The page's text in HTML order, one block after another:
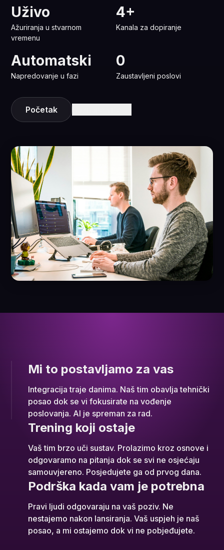
Uživo
Ažuriranja u stvarnom
vremenu
4+
Kanala za dopiranje
Automatski
Napredovanje u fazi
0
Zaustavljeni poslovi
Početak
Mi to postavljamo za vas
Integracija traje danima. Naš tim obavlja tehnički
posao dok se vi fokusirate na vođenje
poslovanja. AI je spreman za rad.
Trening koji ostaje
Vaš tim brzo uči sustav. Prolazimo kroz osnove i
odgovaramo na pitanja dok se svi ne osjećaju
samouvjereno. Posjedujete ga od prvog dana.
Podrška kada vam je potrebna
Pravi ljudi odgovaraju na vaš poziv. Ne
nestajemo nakon lansiranja. Vaš uspjeh je naš
posao, a mi ostajemo dok vi ne pobjeđujete.